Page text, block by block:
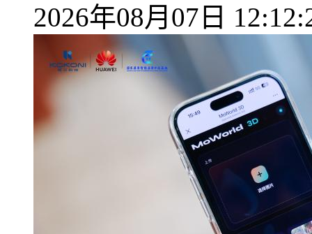
2026年08月07日